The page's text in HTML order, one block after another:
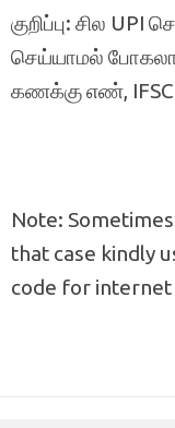
குறிப்பு: சில
செய்யாமல்
கணக்கு எண், IFSC
Note:
that case kindly
code for internet